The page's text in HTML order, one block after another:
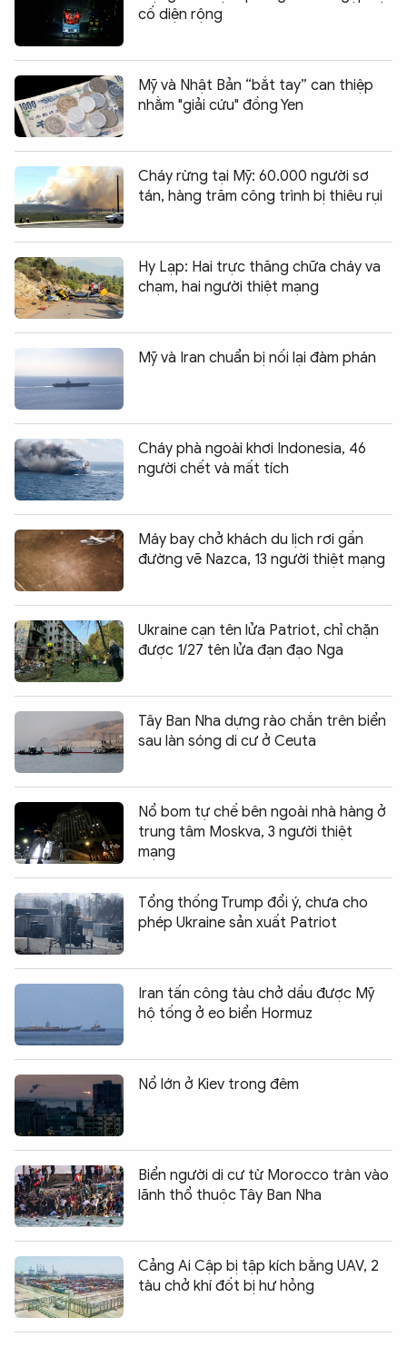
cố diện rộng
Mỹ và Nhật Bản “bắt tay” can thiệp
nhằm "giải cứu" đồng Yen
Cháy rừng tại Mỹ: 60.000 người sơ
tán, hàng trăm công trình bị thiêu rụi
Hy Lạp: Hai trực thăng chữa cháy va
chạm, hai người thiệt mạng
Mỹ và Iran chuẩn bị nối lại đàm phán
Cháy phà ngoài khơi Indonesia, 46
người chết và mất tích
Máy bay chở khách du lịch rơi gần
đường vẽ Nazca, 13 người thiệt mạng
Ukraine cạn tên lửa Patriot, chỉ chặn
được 1/27 tên lửa đạn đạo Nga
Tây Ban Nha dựng rào chắn trên biển
sau làn sóng di cư ở Ceuta
Nổ bom tự chế bên ngoài nhà hàng ở
trung tâm Moskva, 3 người thiệt
mạng
Tổng thống Trump đổi ý, chưa cho
phép Ukraine sản xuất Patriot
Iran tấn công tàu chở dầu được Mỹ
hộ tống ở eo biển Hormuz
Nổ lớn ở Kiev trong đêm
Biển người di cư từ Morocco tràn vào
lãnh thổ thuộc Tây Ban Nha
Cảng Ai Cập bị tập kích bằng UAV, 2
tàu chở khí đốt bị hư hỏng